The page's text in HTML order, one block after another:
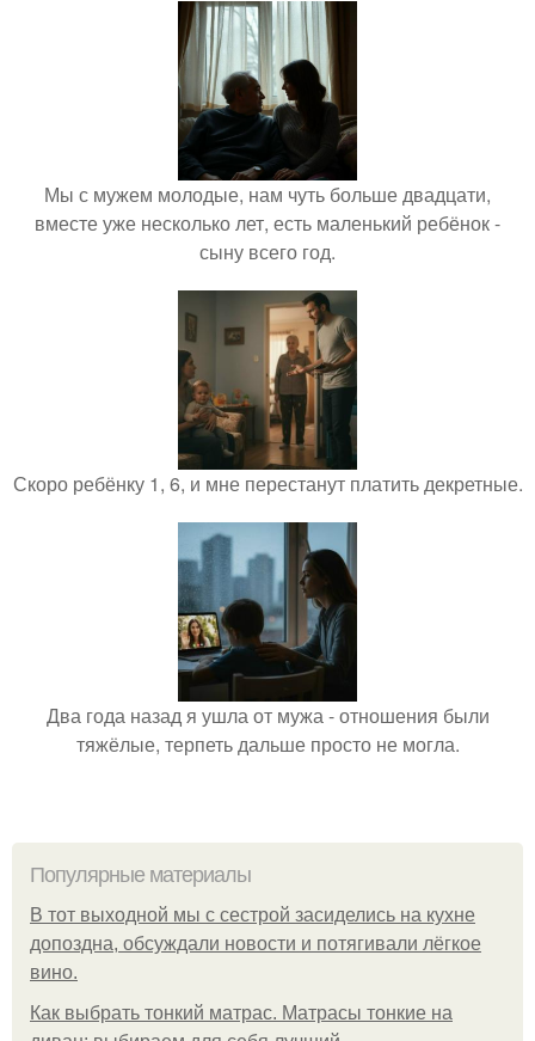
Мы с мужем молодые, нам чуть больше двадцати,
вместе уже несколько лет, есть маленький ребёнок -
сыну всего год.
Скоро ребёнку 1, 6, и мне перестанут платить декретные.
Два года назад я ушла от мужа - отношения были
тяжёлые, терпеть дальше просто не могла.
Популярные материалы
В тот выходной мы с сестрой засиделись на кухне
допоздна, обсуждали новости и потягивали лёгкое
вино.
Как выбрать тонкий матрас. Матрасы тонкие на